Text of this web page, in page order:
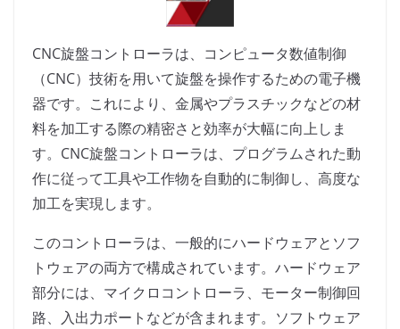
CNC旋盤コントローラは、コンピュータ数値制御
（CNC）技術を用いて旋盤を操作するための電子機
器です。これにより、金属やプラスチックなどの材
料を加工する際の精密さと効率が大幅に向上しま
す。CNC旋盤コントローラは、プログラムされた動
作に従って工具や工作物を自動的に制御し、高度な
加工を実現します。
このコントローラは、一般的にハードウェアとソフ
トウェアの両方で構成されています。ハードウェア
部分には、マイクロコントローラ、モーター制御回
路、入出力ポートなどが含まれます。ソフトウェア